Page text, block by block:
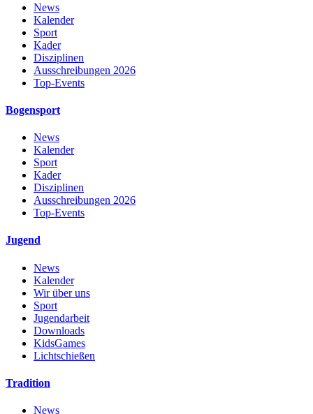
News
Kalender
Sport
Kader
Disziplinen
Ausschreibungen 2026
Top-Events
Bogensport
News
Kalender
Sport
Kader
Disziplinen
Ausschreibungen 2026
Top-Events
Jugend
News
Kalender
Wir über uns
Sport
Jugendarbeit
Downloads
KidsGames
Lichtschießen
Tradition
News